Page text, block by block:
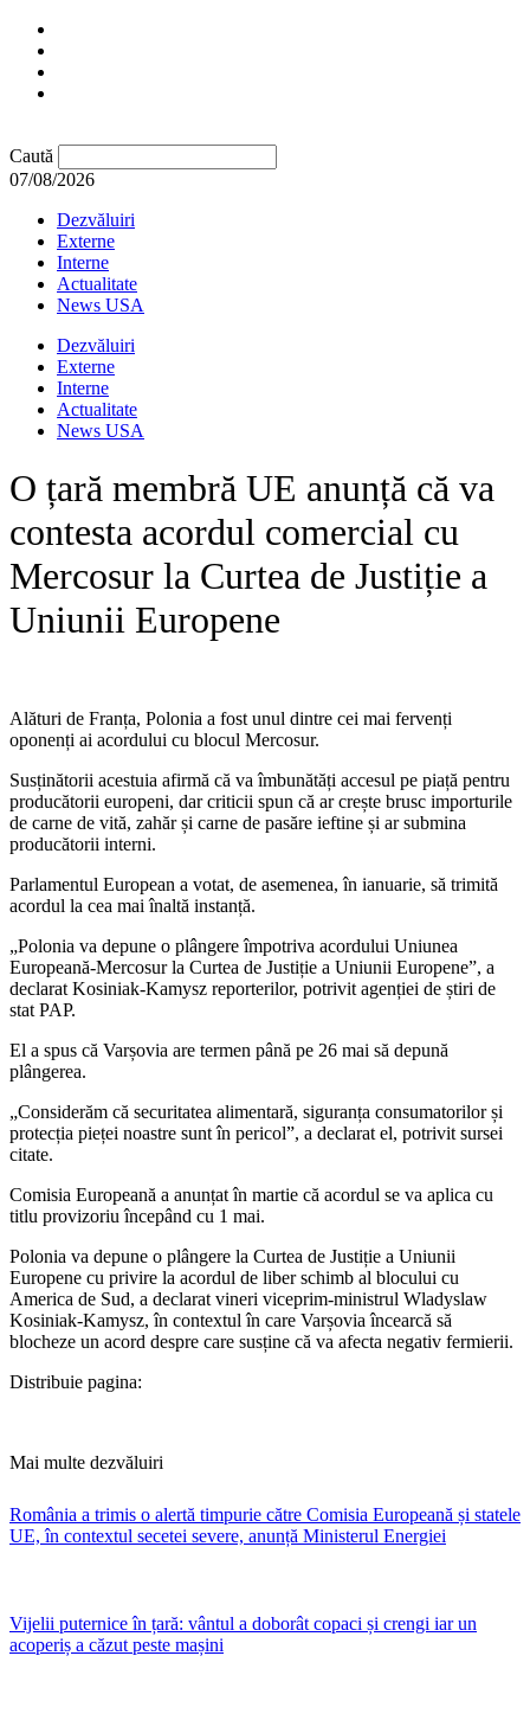
Caută
07/08/2026
Dezvăluiri
Externe
Interne
Actualitate
News USA
Dezvăluiri
Externe
Interne
Actualitate
News USA
O țară membră UE anunță că va
contesta acordul comercial cu
Mercosur la Curtea de Justiție a
Uniunii Europene
Alături de Franța, Polonia a fost unul dintre cei mai fervenți
oponenți ai acordului cu blocul Mercosur.
Susținătorii acestuia afirmă că va îmbunătăți accesul pe piață pentru
producătorii europeni, dar criticii spun că ar crește brusc importurile
de carne de vită, zahăr și carne de pasăre ieftine și ar submina
producătorii interni.
Parlamentul European a votat, de asemenea, în ianuarie, să trimită
acordul la cea mai înaltă instanță.
„Polonia va depune o plângere împotriva acordului Uniunea
Europeană-Mercosur la Curtea de Justiție a Uniunii Europene”, a
declarat Kosiniak-Kamysz reporterilor, potrivit agenției de știri de
stat PAP.
El a spus că Varșovia are termen până pe 26 mai să depună
plângerea.
„Considerăm că securitatea alimentară, siguranța consumatorilor și
protecția pieței noastre sunt în pericol”, a declarat el, potrivit sursei
citate.
Comisia Europeană a anunțat în martie că acordul se va aplica cu
titlu provizoriu începând cu 1 mai.
​Polonia va depune o plângere la Curtea de Justiție a Uniunii
Europene cu privire la acordul de liber schimb al blocului cu
America de Sud, a declarat vineri viceprim-ministrul Wladyslaw
Kosiniak-Kamysz, în contextul în care Varșovia încearcă să
blocheze un acord despre care susține că va afecta negativ fermierii.
Distribuie pagina:
Mai multe dezvăluiri
România a trimis o alertă timpurie către Comisia Europeană și statele
UE, în contextul secetei severe, anunță Ministerul Energiei
Vijelii puternice în țară: vântul a doborât copaci și crengi iar un
acoperiș a căzut peste mașini